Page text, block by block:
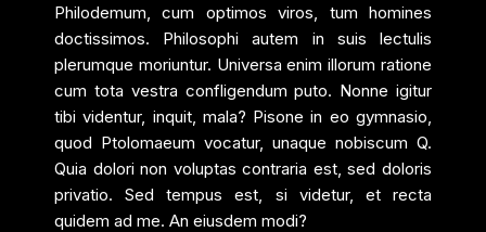
Philodemum, cum optimos viros, tum homines
doctissimos. Philosophi autem in suis lectulis
plerumque moriuntur. Universa enim illorum ratione
cum tota vestra confligendum puto. Nonne igitur
tibi videntur, inquit, mala? Pisone in eo gymnasio,
quod Ptolomaeum vocatur, unaque nobiscum Q.
Quia dolori non voluptas contraria est, sed doloris
privatio. Sed tempus est, si videtur, et recta
quidem ad me. An eiusdem modi?